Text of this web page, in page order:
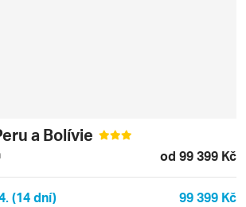
a Bolívie
od 99 399 Kč
(14 dní) 99 399 Kč